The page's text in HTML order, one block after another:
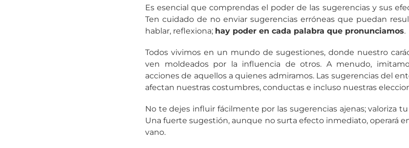
Es esencial que comprendas el poder de las sugerencias y sus
Ten cuidado de no enviar sugerencias erróneas que puedan
hablar, reflexiona; hay poder en cada palabra que pronunciamos.
Todos vivimos en un mundo de sugestiones, donde nuestro
ven moldeados por la influencia de otros. A menudo,
acciones de aquellos a quienes admiramos. Las sugerencias del
afectan nuestras costumbres, conductas e incluso nuestras
No te dejes influir fácilmente por las sugerencias ajenas; valoriza
Una fuerte sugestión, aunque no surta efecto inmediato, operará
vano.